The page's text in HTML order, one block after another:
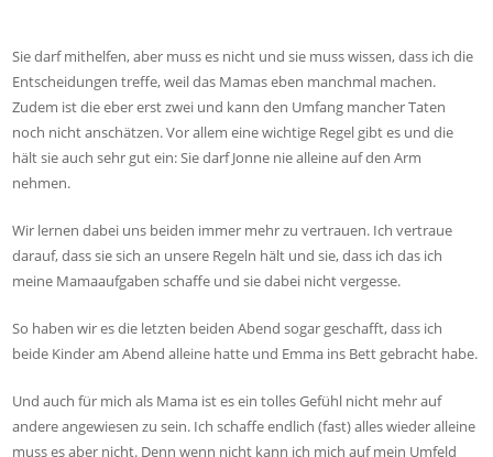
Sie darf mithelfen, aber muss es nicht und sie muss wissen, dass ich die
Entscheidungen treffe, weil das Mamas eben manchmal machen.
Zudem ist die eber erst zwei und kann den Umfang mancher Taten
noch nicht anschätzen. Vor allem eine wichtige Regel gibt es und die
hält sie auch sehr gut ein: Sie darf Jonne nie alleine auf den Arm
nehmen.
Wir lernen dabei uns beiden immer mehr zu vertrauen. Ich vertraue
darauf, dass sie sich an unsere Regeln hält und sie, dass ich das ich
meine Mamaaufgaben schaffe und sie dabei nicht vergesse.
So haben wir es die letzten beiden Abend sogar geschafft, dass ich
beide Kinder am Abend alleine hatte und Emma ins Bett gebracht habe.
Und auch für mich als Mama ist es ein tolles Gefühl nicht mehr auf
andere angewiesen zu sein. Ich schaffe endlich (fast) alles wieder alleine
muss es aber nicht. Denn wenn nicht kann ich mich auf mein Umfeld